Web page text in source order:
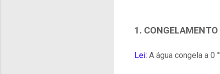
1. CONGELAMENTO
Lei: A água congela a 0